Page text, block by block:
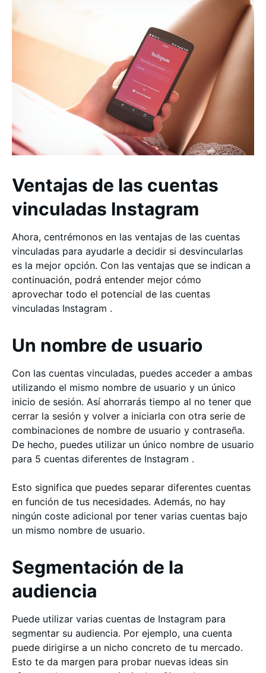
Ventajas de las cuentas
vinculadas Instagram
Ahora, centrémonos en las ventajas de las cuentas
vinculadas para ayudarle a decidir si desvincularlas
es la mejor opción. Con las ventajas que se indican a
continuación, podrá entender mejor cómo
aprovechar todo el potencial de las cuentas
vinculadas Instagram .
Un nombre de usuario
Con las cuentas vinculadas, puedes acceder a ambas
utilizando el mismo nombre de usuario y un único
inicio de sesión. Así ahorrarás tiempo al no tener que
cerrar la sesión y volver a iniciarla con otra serie de
combinaciones de nombre de usuario y contraseña.
De hecho, puedes utilizar un único nombre de usuario
para 5 cuentas diferentes de Instagram .
Esto significa que puedes separar diferentes cuentas
en función de tus necesidades. Además, no hay
ningún coste adicional por tener varias cuentas bajo
un mismo nombre de usuario.
Segmentación de la
audiencia
Puede utilizar varias cuentas de Instagram para
segmentar su audiencia. Por ejemplo, una cuenta
puede dirigirse a un nicho concreto de tu mercado.
Esto te da margen para probar nuevas ideas sin